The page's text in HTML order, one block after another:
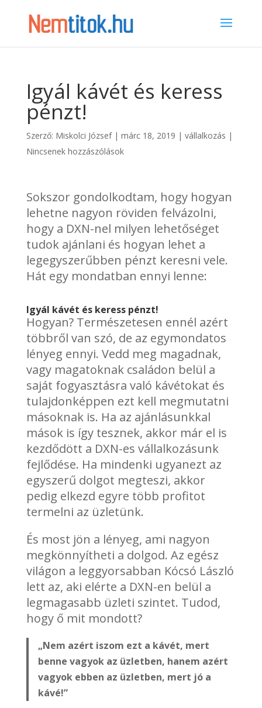
Igyál kávét és keress
pénzt!
Szerző: Miskolci József| márc 18, 2019 | vállalkozás |
Nincsenek hozzászólások
Sokszor gondolkodtam, hogy hogyan
lehetne nagyon röviden felvázolni,
hogy a DXN-nel milyen lehetőséget
tudok ajánlani és hogyan lehet a
legegyszerűbben pénzt keresni vele.
Hát egy mondatban ennyi lenne:
Igyál kávét és keress pénzt!
Hogyan? Természetesen ennél azért
többről van szó, de az egymondatos
lényeg ennyi. Vedd meg magadnak,
vagy magatoknak családon belül a
saját fogyasztásra való kávétokat és
tulajdonképpen ezt kell megmutatni
másoknak is. Ha az ajánlásunkkal
mások is így tesznek, akkor már el is
kezdődött a DXN-es vállalkozásunk
fejlődése. Ha mindenki ugyanezt az
egyszerű dolgot megteszi, akkor
pedig elkezd egyre több profitot
termelni az üzletünk.
És most jön a lényeg, ami nagyon
megkönnyítheti a dolgod. Az egész
világon a leggyorsabban Kócsó László
lett az, aki elérte a DXN-en belül a
legmagasabb üzleti szintet. Tudod,
hogy ő mit mondott?
„Nem azért iszom ezt a kávét, mert
benne vagyok az üzletben, hanem azért
vagyok ebben az üzletben, mert jó a
kávé!”